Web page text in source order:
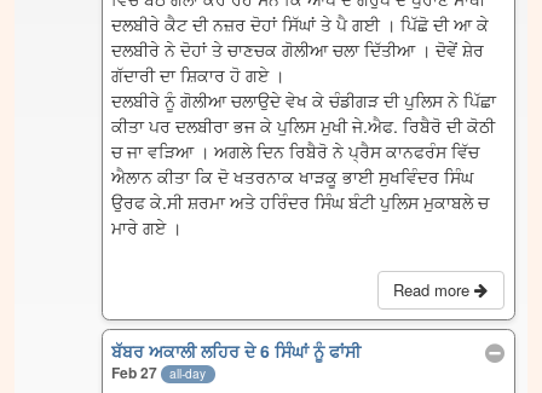
ਦਲਬੀਰੇ ਕੈਟ ਦੀ ਨਜ਼ਰ ਦੋਹਾਂ ਸਿੱਘਾਂ ਤੇ ਪੈ ਗਈ । ਪਿੱਛੋ ਦੀ ਆ ਕੇ
ਦਲਬੀਰੇ ਨੇ ਦੋਹਾਂ ਤੇ ਚਾਣਚਕ ਗੋਲੀਆ ਚਲਾ ਦਿੱਤੀਆ । ਦੋਵੇਂ ਸ਼ੇਰ
ਗੱਦਾਰੀ ਦਾ ਸ਼ਿਕਾਰ ਹੋ ਗਏ ।
ਦਲਬੀਰੇ ਨੂੰ ਗੋਲੀਆ ਚਲਾਉਦੇ ਵੇਖ ਕੇ ਚੰਡੀਗੜ ਦੀ ਪੁਲਿਸ ਨੇ ਪਿੱਛਾ
ਕੀਤਾ ਪਰ ਦਲਬੀਰਾ ਭਜ ਕੇ ਪੁਲਿਸ ਮੁਖੀ ਜੇ.ਐਫ. ਰਿਬੈਰੋ ਦੀ ਕੋਠੀ
ਚ ਜਾ ਵੜਿਆ । ਅਗਲੇ ਦਿਨ ਰਿਬੈਰੋ ਨੇ ਪ੍ਰੈਸ ਕਾਨਫਰੰਸ ਵਿੱਚ
ਐਲਾਨ ਕੀਤਾ ਕਿ ਦੋ ਖਤਰਨਾਕ ਖਾੜਕੂ ਭਾਈ ਸੁਖਵਿੰਦਰ ਸਿੰਘ
ਉਰਫ ਕੇ.ਸੀ ਸ਼ਰਮਾ ਅਤੇ ਹਰਿੰਦਰ ਸਿੰਘ ਬੰਟੀ ਪੁਲਿਸ ਮੁਕਾਬਲੇ ਚ
ਮਾਰੇ ਗਏ ।
Read more
ਬੱਬਰ ਅਕਾਲੀ ਲਹਿਰ ਦੇ 6 ਸਿੰਘਾਂ ਨੂੰ ਫਾਂਸੀ
Feb 27 all-day